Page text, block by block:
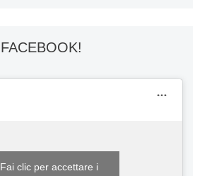
Fai clic per accettare i